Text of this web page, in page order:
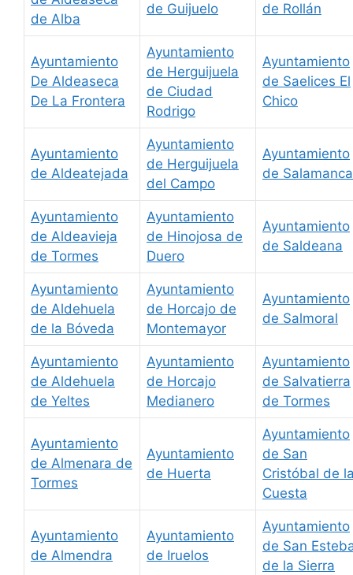
de Alba
de Guijuelo de Rollán
Ayuntamiento
De Aldeaseca
De La Frontera
Ayuntamiento
de Herguijuela
de Ciudad
Rodrigo
Ayuntamiento
de Saelices El
Chico
Ayuntamiento
de Aldeatejada
Ayuntamiento
de Herguijuela
del Campo
Ayuntamiento
de Salamanca
Ayuntamiento
de Aldeavieja
de Tormes
Ayuntamiento
de Hinojosa de
Duero
Ayuntamiento
de Saldeana
Ayuntamiento
de Aldehuela
de la Bóveda
Ayuntamiento
de Horcajo de
Montemayor
Ayuntamiento
de Salmoral
Ayuntamiento
de Aldehuela
de Yeltes
Ayuntamiento
de Horcajo
Medianero
Ayuntamiento
de Salvatierra
de Tormes
Ayuntamiento
de Almenara de
Tormes
Ayuntamiento
de Huerta
Ayuntamiento
de San
Cristóbal de
Cuesta
Ayuntamiento
de Almendra
Ayuntamiento
de Iruelos
Ayuntamiento
de San
de la Sierra